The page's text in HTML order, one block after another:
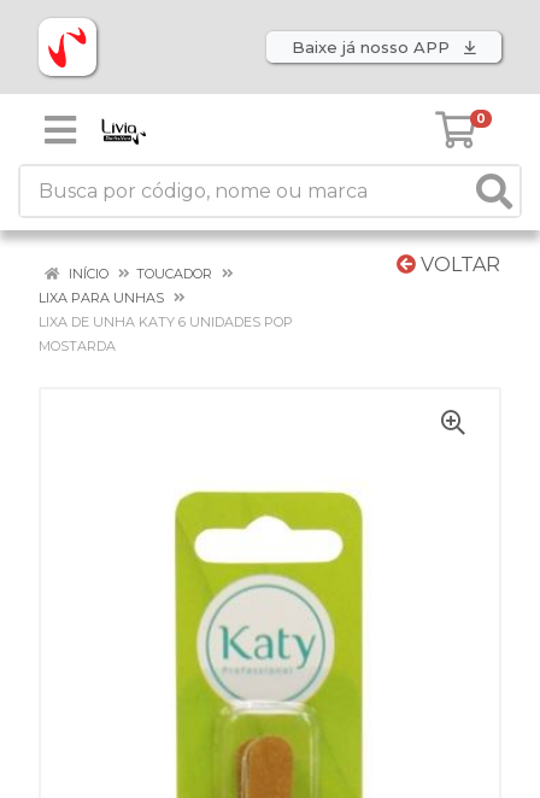
Baixe já nosso APP
0
VOLTAR
INÍCIO
TOUCADOR
LIXA PARA UNHAS
LIXA DE UNHA KATY 6 UNIDADES POP
MOSTARDA